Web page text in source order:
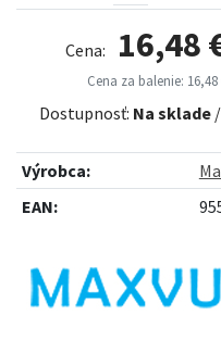
Cena: 16,48
Cena za balenie: 16,48
Dostupnosť: Na sklade
Výrobca:
EAN: